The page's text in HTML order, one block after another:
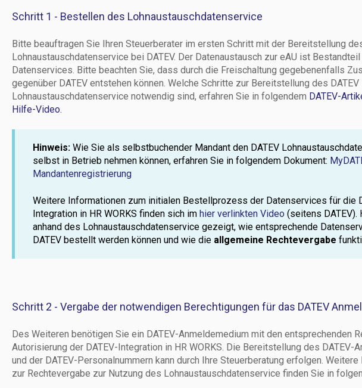
Schritt 1 - Bestellen des Lohnaustauschdatenservice
Bitte beauftragen Sie Ihren Steuerberater im ersten Schritt mit der Bereitstellung
Lohnaustauschdatenservice bei DATEV. Der Datenaustausch zur eAU ist
Datenservices. Bitte beachten Sie, dass durch die Freischaltung gegebenenfalls
gegenüber DATEV entstehen können. Welche Schritte zur Bereitstellung des DATEV
Lohnaustauschdatenservice notwendig sind, erfahren Sie in folgendem DATEV-
Hilfe-Video.
Hinweis: Wie Sie als selbstbuchender Mandant den DATEV
selbst in Betrieb nehmen können, erfahren Sie in folgendem Dokument:
Mandantenregistrierung
Weitere Informationen zum initialen Bestellprozess der Datenservices für die
Integration in HR WORKS finden sich im hier verlinkten Video (seitens DATEV).
anhand des Lohnaustauschdatenservice gezeigt, wie entsprechende
DATEV bestellt werden können und wie die allgemeine Rechtevergabe
Schritt 2 - Vergabe der notwendigen Berechtigungen für das DATEV
Des Weiteren benötigen Sie ein DATEV-Anmeldemedium mit den entsprechenden
Autorisierung der DATEV-Integration in HR WORKS. Die Bereitstellung des DATEV-
und der DATEV-Personalnummern kann durch Ihre Steuerberatung erfolgen.
zur Rechtevergabe zur Nutzung des Lohnaustauschdatenservice finden Sie in